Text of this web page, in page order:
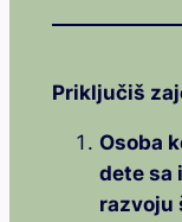
Priključiš
Osoba
dete sa
razvoju